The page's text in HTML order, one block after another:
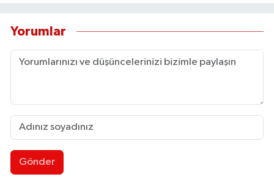
Yorumlar
Gönder